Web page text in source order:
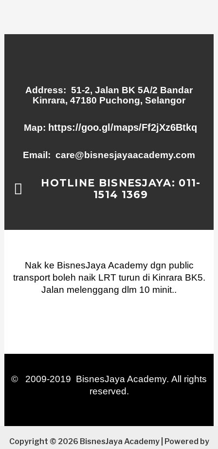
Address: 51-2, Jalan BK 5A/2 Bandar
Kinrara, 47180 Puchong, Selangor
Map: https://goo.gl/maps/Ff2jXz6Btkq
Email: care@bisnesjayaacademy.com
HOTLINE BISNESJAYA: 011-
1514 1369
Nak ke BisnesJaya Academy dgn public
transport boleh naik LRT turun di Kinrara BK5.
Jalan melenggang dlm 10 minit..
© 2009-2019 BisnesJaya Academy. All rights
reserved.
Copyright © 2026 BisnesJaya Academy | Powered by